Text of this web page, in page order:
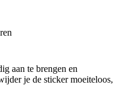
met een van onze artikelen
op social media (
Wie weet zie je jouw
aan te brengen en
je de sticker moeiteloos,